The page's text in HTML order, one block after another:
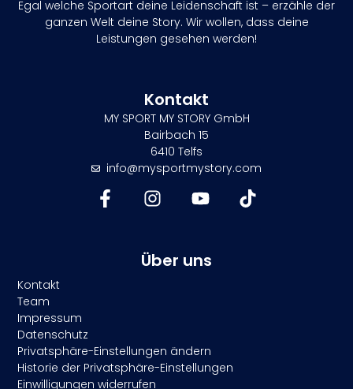
Egal welche Sportart deine Leidenschaft ist – erzähle der
ganzen Welt deine Story. Wir wollen, dass deine
Leistungen gesehen werden!
Kontakt
MY SPORT MY STORY GmbH
Bairbach 15
6410 Telfs
info@mysportmystory.com
Über uns
Kontakt
Team
Impressum
Datenschutz
Privatsphäre-Einstellungen ändern
Historie der Privatsphäre-Einstellungen
Einwilligungen widerrufen